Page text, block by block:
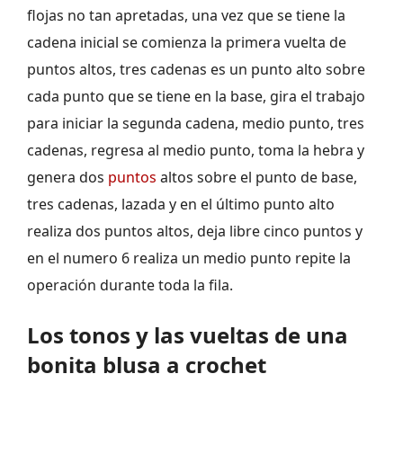
flojas no tan apretadas, una vez que se tiene la
cadena inicial se comienza la primera vuelta de
puntos altos, tres cadenas es un punto alto sobre
cada punto que se tiene en la base, gira el trabajo
para iniciar la segunda cadena, medio punto, tres
cadenas, regresa al medio punto, toma la hebra y
genera dos puntos altos sobre el punto de base,
tres cadenas, lazada y en el último punto alto
realiza dos puntos altos, deja libre cinco puntos y
en el numero 6 realiza un medio punto repite la
operación durante toda la fila.
Los tonos y las vueltas de una
bonita blusa a crochet